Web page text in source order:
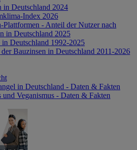
in Deutschland 2024
Index 2026
Plattformen - Anteil der Nutzer nach
in Deutschland 2025
Deutschland 1992-2025
Bauzinsen in Deutschland 2011-2026
in Deutschland - Daten & Fakten
und Veganismus - Daten & Fakten